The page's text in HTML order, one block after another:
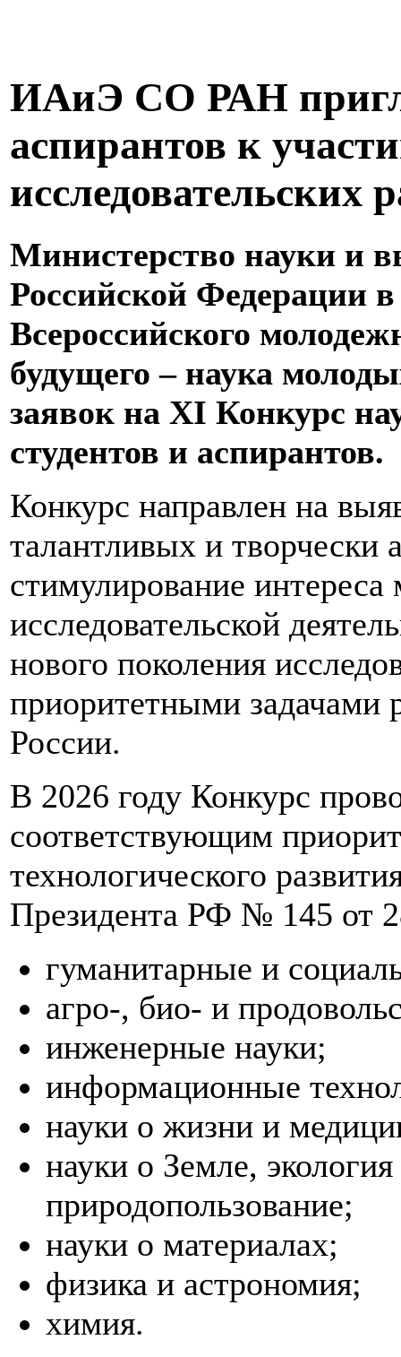
ИАиЭ СО РАН
аспирантов к
исследовательских
Министерство науки и
Российской Федерации
Всероссийского
будущего – наука
заявок на XI Конкурс
студентов и аспирантов.
Конкурс направлен на
талантливых и
стимулирование
исследовательской
нового поколения
приоритетными задачами
России.
В 2026 году Конкурс
соответствующим
технологического
Президента РФ № 145 от
гуманитарные и
агро-, био- и
инженерные науки;
информационные
науки о жизни и
науки о Земле,
природопользование;
науки о материалах;
физика и астрономия;
химия.